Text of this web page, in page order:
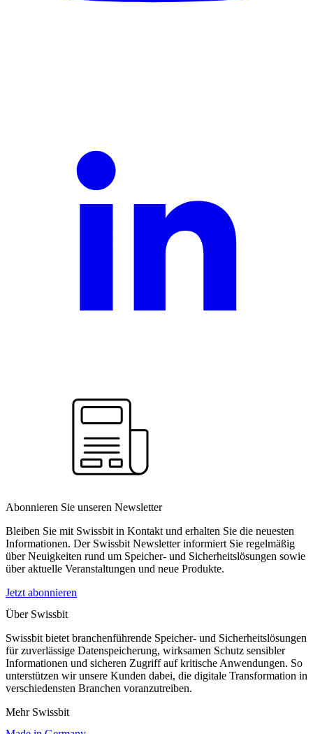
Abonnieren Sie unseren Newsletter
Bleiben Sie mit Swissbit in Kontakt und erhalten Sie die neuesten
Informationen. Der Swissbit Newsletter informiert Sie regelmäßig
über Neuigkeiten rund um Speicher- und Sicherheitslösungen sowie
über aktuelle Veranstaltungen und neue Produkte.
Jetzt abonnieren
Über Swissbit
Swissbit bietet branchenführende Speicher- und Sicherheitslösungen
für zuverlässige Datenspeicherung, wirksamen Schutz sensibler
Informationen und sicheren Zugriff auf kritische Anwendungen. So
unterstützen wir unsere Kunden dabei, die digitale Transformation in
verschiedensten Branchen voranzutreiben.
Mehr Swissbit